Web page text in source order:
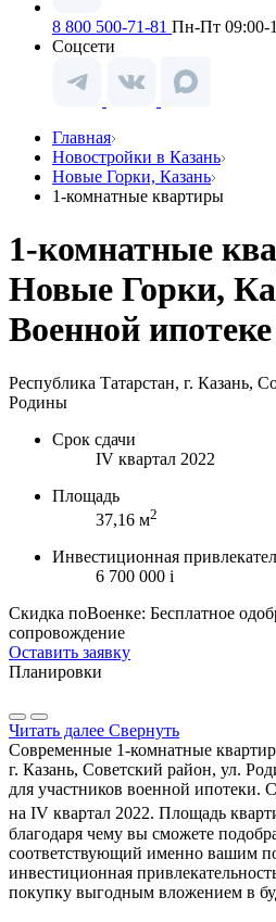
8 800 500-71-81 Пн-Пт 09:00-
Соцсети
Главная
Новостройки в Казань
Новые Горки, Казань
1-комнатные квартиры
1-комнатные
Новые Горки,
Военной ипотеке
Республика Татарстан, г. Казань,
Родины
Срок сдачи
IV квартал 2022
Площадь
37,16 м2
Инвестиционная
6 700 000 i
Скидка поВоенке: Бесплатное
сопровождение
Оставить заявку
Планировки
Читать далее Свернуть
Современные 1-комнатные
г. Казань, Советский район, ул.
для участников военной ипотеки.
на IV квартал 2022. Площадь
благодаря чему вы сможете
соответствующий именно вашим
инвестиционная
покупку выгодным вложением в